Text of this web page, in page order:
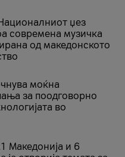
џез
современа музичка
од македонското
моќна
за поодговорно
во
Македонија и 6